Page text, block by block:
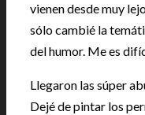
vienen desde muy
sólo cambié la
del humor. Me es
Llegaron las súper
Dejé de pintar los